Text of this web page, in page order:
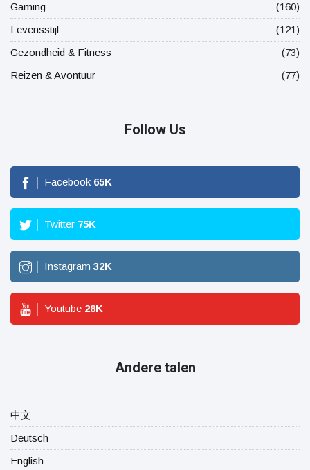
Gaming
(160)
Levensstijl
(121)
Gezondheid & Fitness
(73)
Reizen & Avontuur
(77)
Follow Us
Facebook 65K
Twitter 75K
Instagram 32K
Youtube 28K
Andere talen
中文
Deutsch
English